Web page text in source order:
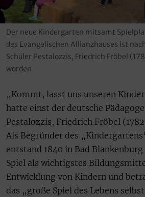
Der neue Kindergarten mitsamt
des Evangelischen Allianzhauses ist
Schüler Pestalozzis, Friedrich Fröbel
worden
„Kommt, lasst uns unseren
hatte einst der deutsche
Pestalozzis, Friedrich Fröbel
Als Begründer des
entstand 1840 in Bad
Spiel als wichtigstes
Entwicklung von Kindern und
das „große Spiel des Lebens